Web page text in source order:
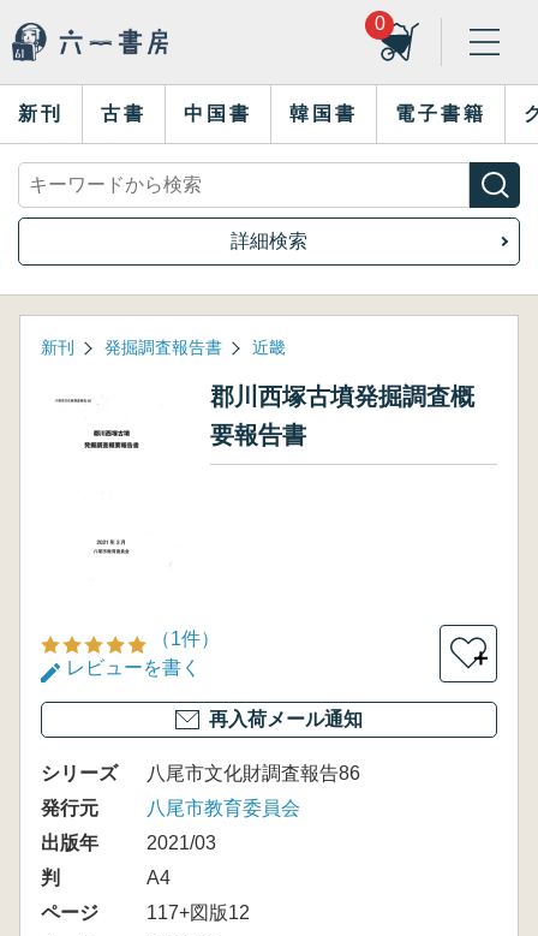
0
新刊 古書 中国書 韓国書 電子書籍
詳細検索
新刊 発掘調査報告書 近畿
郡川西塚古墳発掘調査概
要報告書
（1件）
レビューを書く
＋
再入荷メール通知
シリーズ
八尾市文化財調査報告86
発行元
八尾市教育委員会
出版年
2021/03
判
A4
ページ
117+図版12